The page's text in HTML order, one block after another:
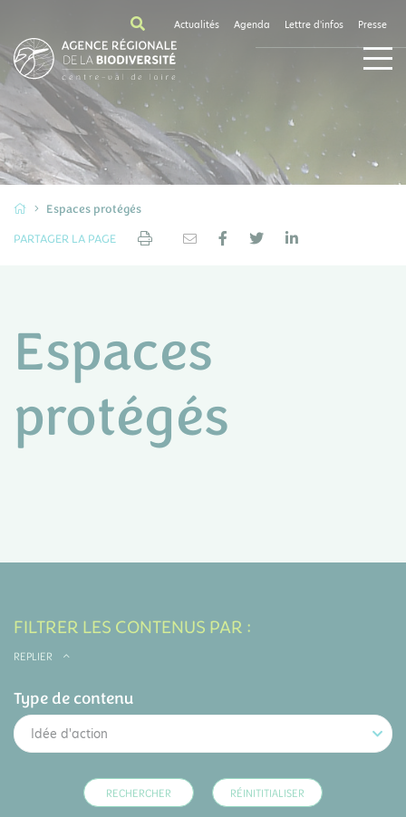
Actualités Agenda Lettre d'infos Presse
Espaces protégés
PARTAGER LA PAGE
Espaces
protégés
FILTRER LES CONTENUS PAR :
REPLIER
Type de contenu
Idée d'action